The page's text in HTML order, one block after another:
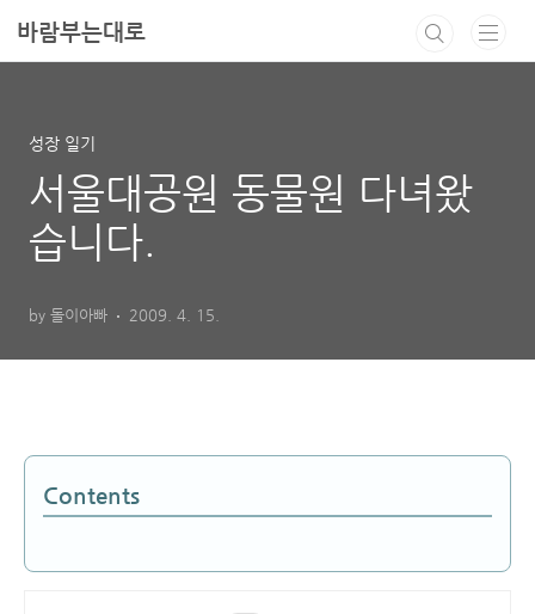
바람부는대로
성장 일기
서울대공원 동물원 다녀왔
습니다.
by 돌이아빠 2009. 4. 15.
Contents